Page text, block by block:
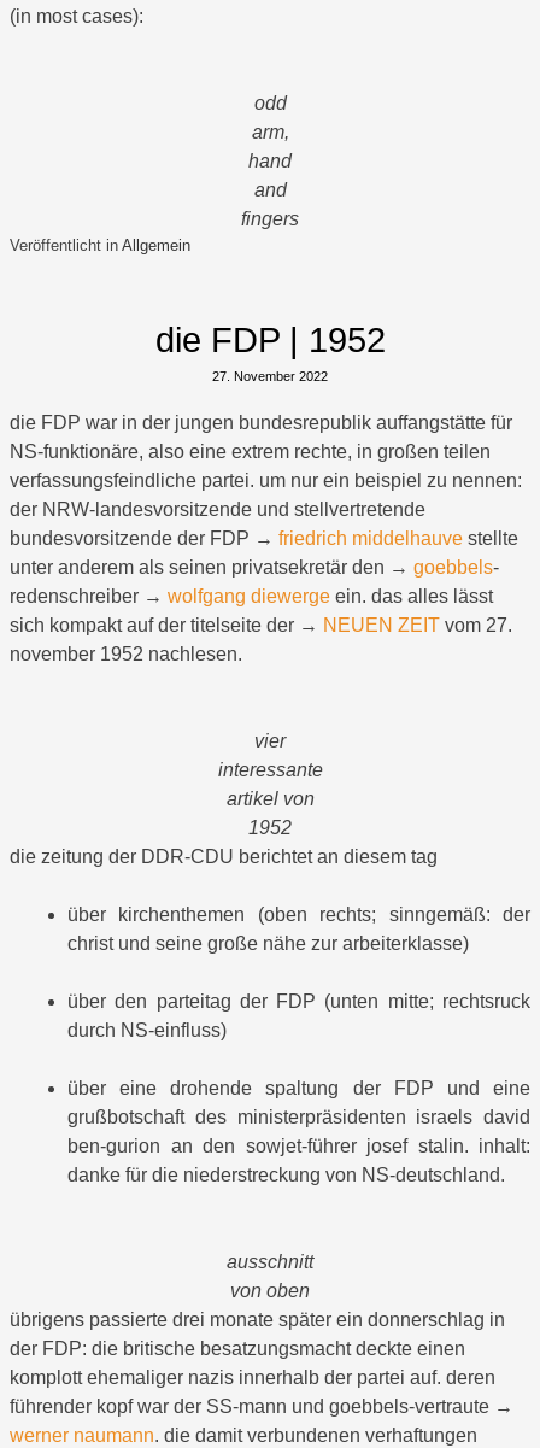
(in most cases):
odd
arm,
hand
and
fingers
Veröffentlicht in Allgemein
die FDP | 1952
27. November 2022
die FDP war in der jungen bundesrepublik auffangstätte für
NS-funktionäre, also eine extrem rechte, in großen teilen
verfassungsfeindliche partei. um nur ein beispiel zu nennen:
der NRW-landesvorsitzende und stellvertretende
bundesvorsitzende der FDP → friedrich middelhauve stellte
unter anderem als seinen privatsekretär den → goebbels-
redenschreiber → wolfgang diewerge ein. das alles lässt
sich kompakt auf der titelseite der → NEUEN ZEIT vom 27.
november 1952 nachlesen.
vier
interessante
artikel von
1952
die zeitung der DDR-CDU berichtet an diesem tag
über kirchenthemen (oben rechts; sinngemäß: der
christ und seine große nähe zur arbeiterklasse)
über den parteitag der FDP (unten mitte; rechtsruck
durch NS-einfluss)
über eine drohende spaltung der FDP und eine
grußbotschaft des ministerpräsidenten israels david
ben-gurion an den sowjet-führer josef stalin. inhalt:
danke für die niederstreckung von NS-deutschland.
ausschnitt
von oben
übrigens passierte drei monate später ein donnerschlag in
der FDP: die britische besatzungsmacht deckte einen
komplott ehemaliger nazis innerhalb der partei auf. deren
führender kopf war der SS-mann und goebbels-vertraute →
werner naumann. die damit verbundenen verhaftungen